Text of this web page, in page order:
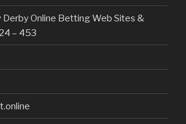
Online Betting Web Sites &
– 453